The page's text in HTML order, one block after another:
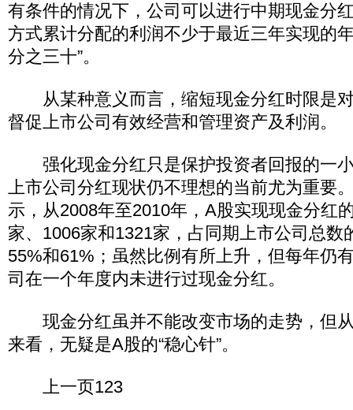
有条件的情况下，公司可以进行中期现金分
方式累计分配的利润不少于最近三年实现的
分之三十”。
从某种意义而言，缩短现金分红时限是
督促上市公司有效经营和管理资产及利润。
强化现金分红只是保护投资者回报的一
上市公司分红现状仍不理想的当前尤为重要
示，从2008年至2010年，A股实现现金分红
家、1006家和1321家，占同期上市公司总数
55%和61%；虽然比例有所上升，但每年仍
司在一个年度内未进行过现金分红。
现金分红虽并不能改变市场的走势，但
来看，无疑是A股的“稳心针”。
上一页123